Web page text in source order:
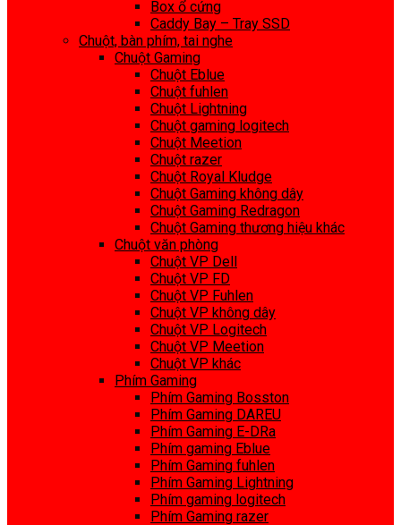
Box ổ cứng
Caddy Bay – Tray SSD
Chuột, bàn phím, tai nghe
Chuột Gaming
Chuột Eblue
Chuột fuhlen
Chuột Lightning
Chuột gaming logitech
Chuột Meetion
Chuột razer
Chuột Royal Kludge
Chuột Gaming không dây
Chuột Gaming Redragon
Chuột Gaming thương hiệu khác
Chuột văn phòng
Chuột VP Dell
Chuột VP FD
Chuột VP Fuhlen
Chuột VP không dây
Chuột VP Logitech
Chuột VP Meetion
Chuột VP khác
Phím Gaming
Phím Gaming Bosston
Phím Gaming DAREU
Phím Gaming E-DRa
Phím gaming Eblue
Phím Gaming fuhlen
Phím Gaming Lightning
Phím gaming logitech
Phím Gaming razer